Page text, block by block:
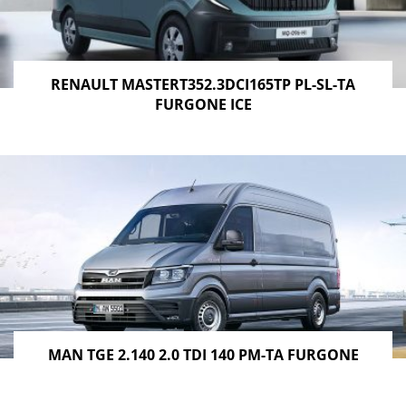
RENAULT MASTERT352.3DCI165TP PL-SL-TA
FURGONE ICE
MAN TGE 2.140 2.0 TDI 140 PM-TA FURGONE